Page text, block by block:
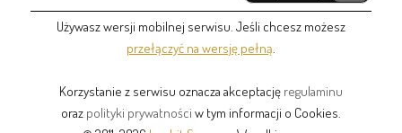
Używasz wersji mobilnej serwisu. Jeśli chcesz możesz
przełączyć na wersję pełną
Korzystanie z serwisu oznacza akceptację regulaminu
oraz polityki prywatności w tym informacji o Cookies.